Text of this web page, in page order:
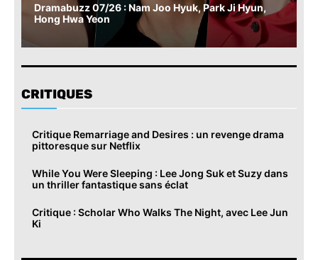
Dramabuzz 07/26 : Nam Joo Hyuk, Park Ji Hyun,
Hong Hwa Yeon
CRITIQUES
Critique Remarriage and Desires : un revenge drama
pittoresque sur Netflix
While You Were Sleeping : Lee Jong Suk et Suzy dans
un thriller fantastique sans éclat
Critique : Scholar Who Walks The Night, avec Lee Jun
Ki